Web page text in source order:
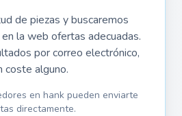
de piezas y buscaremos
la web ofertas adecuadas.
por correo electrónico,
coste alguno.
en hank pueden enviarte
directamente.